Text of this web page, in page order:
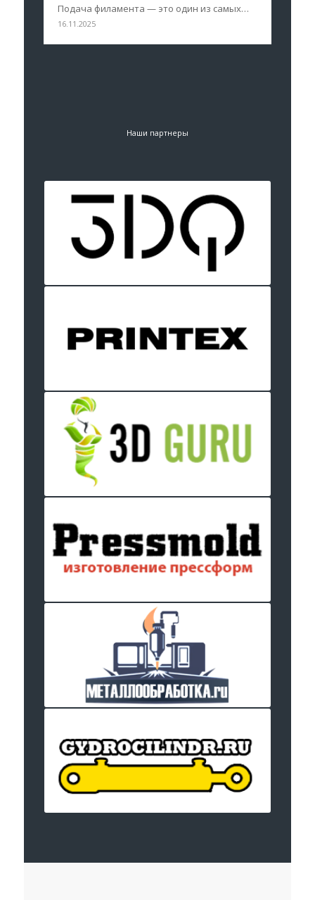
Подача филамента — это один из самых…
16.11.2025
Наши партнеры